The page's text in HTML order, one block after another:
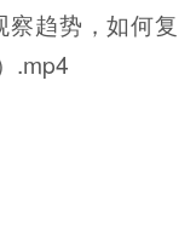
趋势，如何复
.mp4